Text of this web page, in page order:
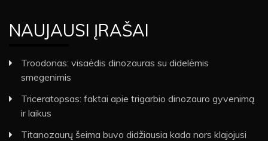
NAUJAUSI ĮRAŠAI
Troodonas: visaėdis dinozauras su didelėmis
smegenimis
Triceratopsas: faktai apie trigarbio dinozauro gyvenimą
ir laikus
Titanozaurų šeima buvo didžiausia kada nors klajojusi